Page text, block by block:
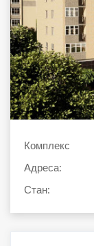
Комплекс
Адреса:
Стан: